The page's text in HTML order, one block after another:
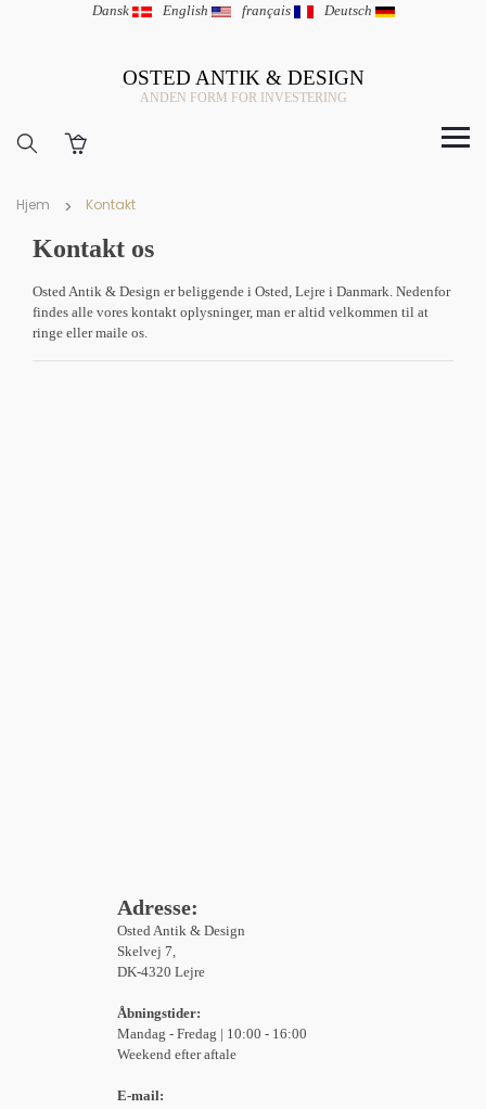
Dansk | English | français | Deutsch
OSTED ANTIK & DESIGN
ANDEN FORM FOR INVESTERING
Hjem Kontakt
Kontakt os
Osted Antik & Design er beliggende i Osted, Lejre i Danmark. Nedenfor
findes alle vores kontakt oplysninger, man er altid velkommen til at
ringe eller maile os.
Adresse:
Osted Antik & Design
Skelvej 7,
DK-4320 Lejre
Åbningstider:
Mandag - Fredag | 10:00 - 16:00
Weekend efter aftale
E-mail: